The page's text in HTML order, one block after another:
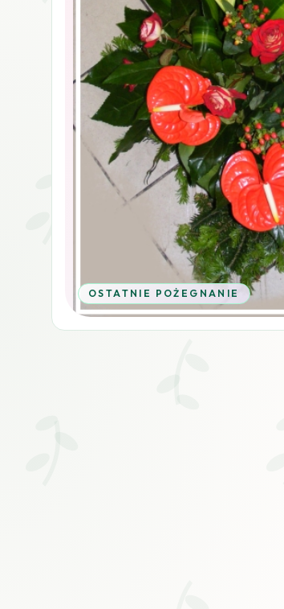
OSTATNIE POŻEGNANIE